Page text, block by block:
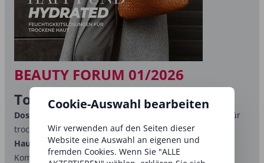
BEAUTY FORUM 01/2026
Top-Themen:
Dossier: Happy und hydrated:
Feuchtigkeitslösungen für
trockene Haut
Haut, Herz, Haltung: Glow-Special zum Tag der
Komplimente am 24 Januar
Cookie-Auswahl bearbeiten
Wir verwenden auf den Seiten dieser
Website eine Auswahl an eigenen und
fremden Cookies. Wenn Sie "ALLE